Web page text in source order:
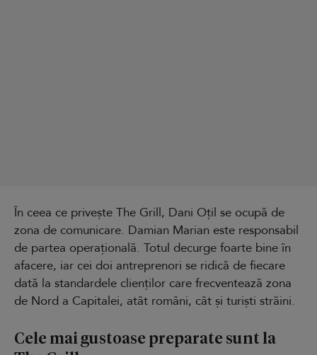
În ceea ce privește The Grill, Dani Oțil se ocupă de
zona de comunicare. Damian Marian este responsabil
de partea operațională. Totul decurge foarte bine în
afacere, iar cei doi antreprenori se ridică de fiecare
dată la standardele clienților care frecventează zona
de Nord a Capitalei, atât români, cât și turiști străini.
Cele mai gustoase preparate sunt la